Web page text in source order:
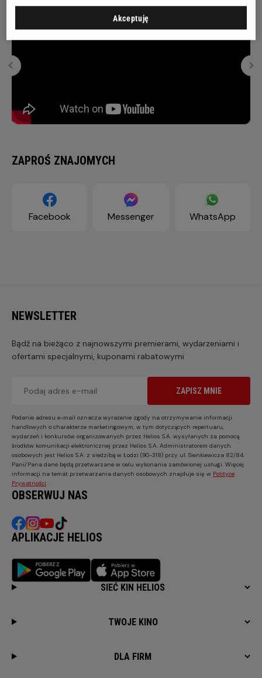
ZAPROŚ ZNAJOMYCH
Facebook Messenger WhatsApp
NEWSLETTER
Bądź na bieżąco z najnowszymi premierami, wydarzeniami i
ofertami specjalnymi, kuponami rabatowymi
ZAPISZ MNIE
Podanie adresu e-mail oznacza wyrażenie zgody na otrzymywanie informacji
handlowych o charakterze marketingowym, w tym dotyczących repertuaru,
wydarzeń i konkursów organizowanych przez Helios S.A. wysyłanych za pomocą
środków komunikacji elektronicznej przez Helios S.A. Administratorem danych
osobowych jest Helios S.A. z siedzibą w Łodzi (90-318) przy ul. Sienkiewicza 82/84.
Pani/Pana dane będą przetwarzane w celu wykonania zamówionej usługi. Więcej
informacji na temat przetwarzania danych osobowych znajduje się w Polityce
Prywatności
OBSERWUJ NAS
APLIKACJE HELIOS
SIEĆ KIN HELIOS
TWOJE KINO
DLA FIRM
Akceptuję